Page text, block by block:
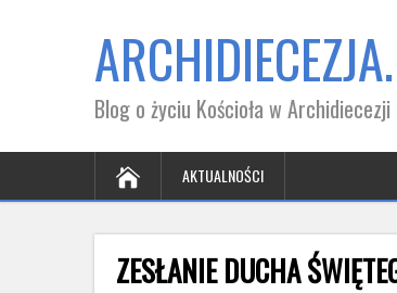
Blog o życiu Kościoła w
AKTUALNOŚCI
ZESŁANIE DUCHA